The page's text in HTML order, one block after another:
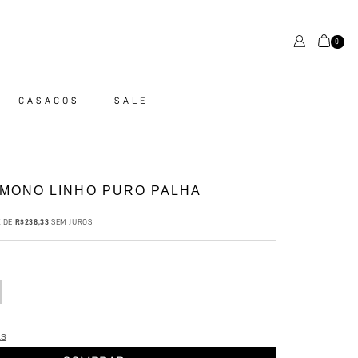
0
CASACOS SALE
LINHO PURO PALHA
DE R$238,33 SEM JUROS